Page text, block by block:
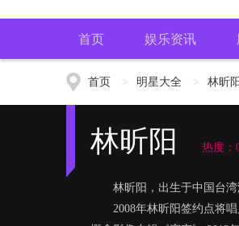
首页 娱乐资讯
首页 > 明星大全 > 林昕阳
林昕阳 热度：
林昕阳，出生于中国台
2008年林昕阳签约点将